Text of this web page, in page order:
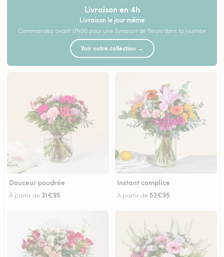
Livraison en 4h
Livraison le jour même
Commandez avant 17h00 pour une livraison de fleurs dans la journée
Voir notre collection →
Douceur poudrée
À partir de 31€95
Instant complice
À partir de 52€95